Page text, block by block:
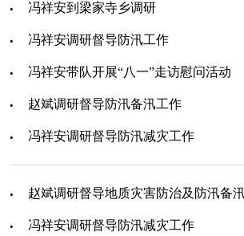
冯祥安到梁家寺乡调研
冯祥安调研督导防汛工作
冯祥安带队开展“八一”走访慰问活动
赵斌调研督导防汛备汛工作
冯祥安调研督导防汛减灾工作
赵斌调研督导地质灾害防治及防汛备
冯祥安调研督导防汛减灾工作